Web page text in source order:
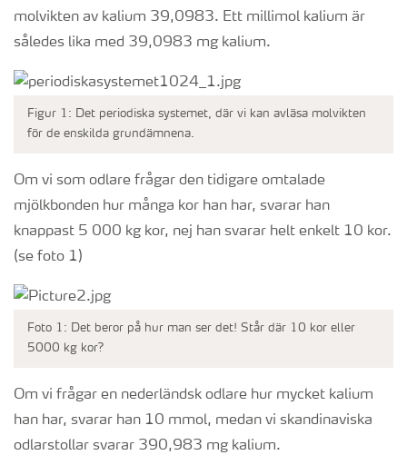
molvikten av kalium 39,0983. Ett millimol kalium är
således lika med 39,0983 mg kalium.
Figur 1: Det periodiska systemet, där vi kan avläsa molvikten
för de enskilda grundämnena.
Om vi som odlare frågar den tidigare omtalade
mjölkbonden hur många kor han har, svarar han
knappast 5 000 kg kor, nej han svarar helt enkelt 10 kor.
(se foto 1)
Foto 1: Det beror på hur man ser det! Står där 10 kor eller
5000 kg kor?
Om vi frågar en nederländsk odlare hur mycket kalium
han har, svarar han 10 mmol, medan vi skandinaviska
odlarstollar svarar 390,983 mg kalium.